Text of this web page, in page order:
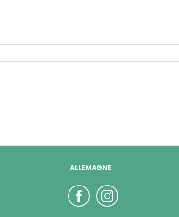
ALLEMAGNE